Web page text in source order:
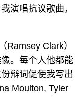
演唱抗议歌曲，
Clark）
。每个人他都能
辩词促使我写出
Moulton, Tyler